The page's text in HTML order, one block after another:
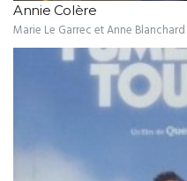
Annie Colère
Marie Le Garrec et Anne Blanchard